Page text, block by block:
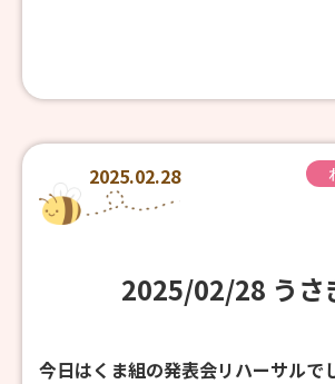
2025.02.28
2025/02/28 うさ
今日はくま組の発表会リハーサルで